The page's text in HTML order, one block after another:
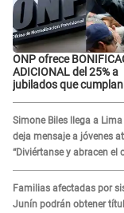
ONP ofrece
ADICIONAL del 25% a
jubilados que
Simone Biles llega a
deja mensaje a jóvenes
“Diviértanse y abracen el
Familias afectadas por
Junín podrán obtener